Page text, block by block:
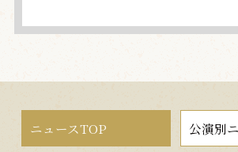
ニュースTOP 公演別